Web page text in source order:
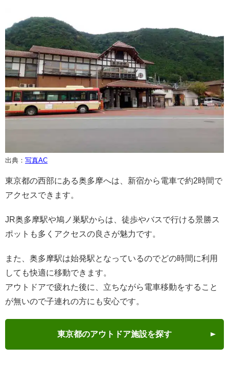
出典： 写真AC
東京都の西部にある奥多摩へは、新宿から電車で約2時間で
アクセスできます。
JR奥多摩駅や鳩ノ巣駅からは、徒歩やバスで行ける景勝ス
ポットも多くアクセスの良さが魅力です。
また、奥多摩駅は始発駅となっているのでどの時間に利用
しても快適に移動できます。
アウトドアで疲れた後に、立ちながら電車移動をすること
が無いので子連れの方にも安心です。
東京都のアウトドア施設を探す